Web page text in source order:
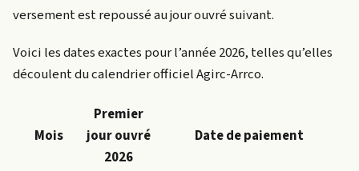
versement est repoussé au jour ouvré suivant.
Voici les dates exactes pour l’année 2026, telles qu’elles
découlent du calendrier officiel Agirc-Arrco.
Mois
Premier
jour ouvré
2026
Date de paiement